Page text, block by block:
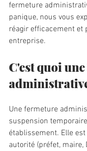
fermeture
panique, nous vous
réagir efficacement et
entreprise.
C'est quoi
Une fermeture
suspension temporaire
établissement. Elle
autorité (préfet, maire,